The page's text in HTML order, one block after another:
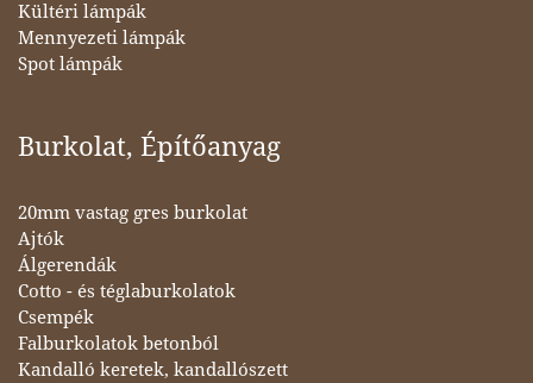
Kültéri lámpák
Mennyezeti lámpák
Spot lámpák
Burkolat, Építőanyag
20mm vastag gres burkolat
Ajtók
Álgerendák
Cotto - és téglaburkolatok
Csempék
Falburkolatok betonból
Kandalló keretek, kandallószett